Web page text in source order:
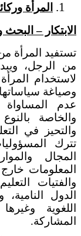
المرأة
الابتكار – البحث
تستفيد المرأة من
من الرجل،
لاستخدام
وصياغة
عدم المساواة
والخاصة
والتحيز في
تترك
المجال
المعلومات
والفتيات
الدول
اللغوية
المشاركة.